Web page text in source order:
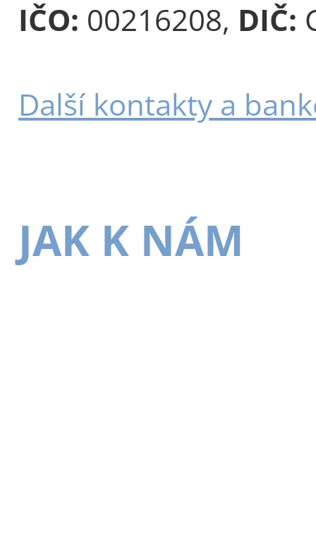
IČO: 00216208, DIČ:
Další kontakty a
JAK K NÁM